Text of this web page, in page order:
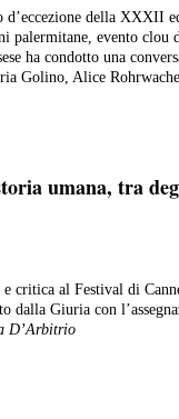
d’eccezione della XXXII
palermitane, evento clou
ha condotto una
Golino, Alice
umana, tra
critica al Festival di
dalla Giuria con
D’Arbitrio